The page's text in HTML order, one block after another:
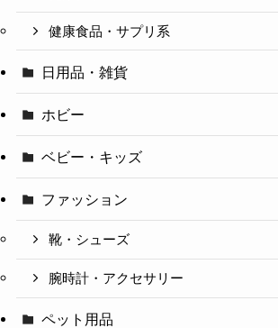
健康食品・サプリ系
日用品・雑貨
ホビー
ベビー・キッズ
ファッション
靴・シューズ
腕時計・アクセサリー
ペット用品